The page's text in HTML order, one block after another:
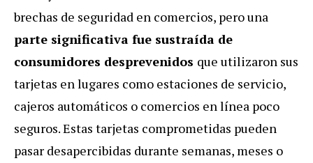
brechas de seguridad en comercios, pero una
parte significativa fue sustraída de
consumidores desprevenidos que utilizaron sus
tarjetas en lugares como estaciones de servicio,
cajeros automáticos o comercios en línea poco
seguros. Estas tarjetas comprometidas pueden
pasar desapercibidas durante semanas, meses o